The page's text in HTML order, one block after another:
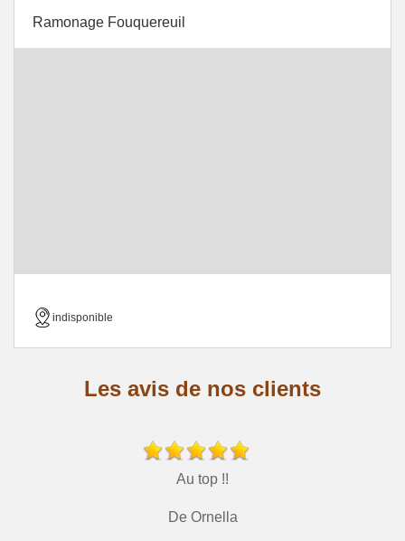
Ramonage Fouquereuil
indisponible
Les avis de nos clients
Au top !!
De Ornella